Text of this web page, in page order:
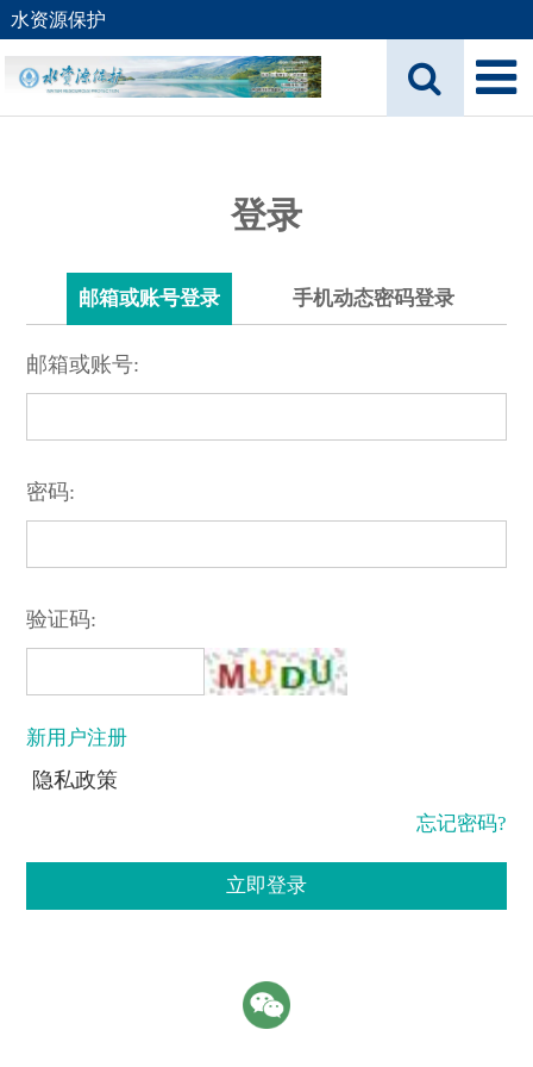
水资源保护
登录
邮箱或账号登录 手机动态密码登录
邮箱或账号:
密码:
验证码:
新用户注册
隐私政策
忘记密码?
立即登录